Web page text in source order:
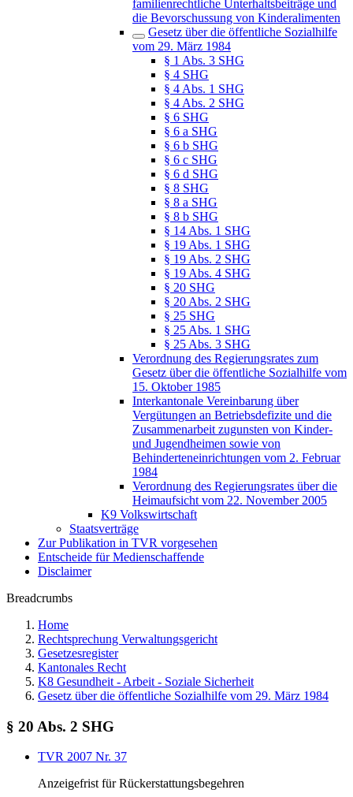
familienrechtliche Unterhaltsbeiträge und
die Bevorschussung von Kinderalimenten
Gesetz über die öffentliche Sozialhilfe
vom 29. März 1984
§ 1 Abs. 3 SHG
§ 4 SHG
§ 4 Abs. 1 SHG
§ 4 Abs. 2 SHG
§ 6 SHG
§ 6 a SHG
§ 6 b SHG
§ 6 c SHG
§ 6 d SHG
§ 8 SHG
§ 8 a SHG
§ 8 b SHG
§ 14 Abs. 1 SHG
§ 19 Abs. 1 SHG
§ 19 Abs. 2 SHG
§ 19 Abs. 4 SHG
§ 20 SHG
§ 20 Abs. 2 SHG
§ 25 SHG
§ 25 Abs. 1 SHG
§ 25 Abs. 3 SHG
Verordnung des Regierungsrates zum
Gesetz über die öffentliche Sozialhilfe vom
15. Oktober 1985
Interkantonale Vereinbarung über
Vergütungen an Betriebsdefizite und die
Zusammenarbeit zugunsten von Kinder-
und Jugendheimen sowie von
Behinderteneinrichtungen vom 2. Februar
1984
Verordnung des Regierungsrates über die
Heimaufsicht vom 22. November 2005
K9 Volkswirtschaft
Staatsverträge
Zur Publikation in TVR vorgesehen
Entscheide für Medienschaffende
Disclaimer
Breadcrumbs
Home
Rechtsprechung Verwaltungsgericht
Gesetzesregister
Kantonales Recht
K8 Gesundheit - Arbeit - Soziale Sicherheit
Gesetz über die öffentliche Sozialhilfe vom 29. März 1984
§ 20 Abs. 2 SHG
TVR 2007 Nr. 37
Anzeigefrist für Rückerstattungsbegehren